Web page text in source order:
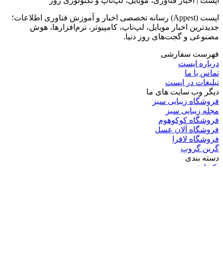
اپست (Appest) رسانه تخصصی اخبار و آموزش فناوری اطلاعات؛
جدیدترین اخبار موبایل، لپ‌تاپ، کامپیوتر، نرم‌افزارها، هوش
مصنوعی و گجت‌های روز دنیا.
فهرست سفارشی
درباره اپست
تماس با ما
تبلیغات در اپست
دیگر وب سایت های ما
فروشگاه زیبایی سبز
مجله زیبایی سبز
فروشگاه کوکوهوم
فروشگاه آلان عسل
فروشگاه لافرا
گرین گروپ
دسته بندی
تکنولوژی